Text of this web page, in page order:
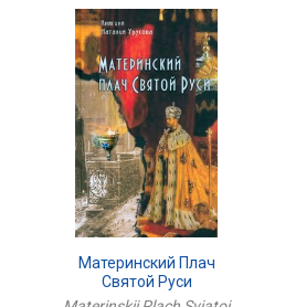
Материнский Плач
Святой Руси